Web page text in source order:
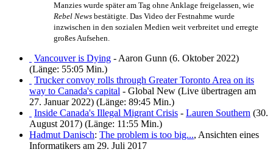
Manzies wurde später am Tag ohne Anklage freigelassen, wie
Rebel News bestätigte. Das Video der Festnahme wurde
inzwischen in den sozialen Medien weit verbreitet und erregte
großes Aufsehen.
Vancouver is Dying - Aaron Gunn (6. Oktober 2022)
(Länge: 55:05 Min.)
Trucker convoy rolls through Greater Toronto Area on its
way to Canada's capital - Global New (Live übertragen am
27. Januar 2022) (Länge: 89:45 Min.)
Inside Canada's Illegal Migrant Crisis - Lauren Southern (30.
August 2017) (Länge: 11:55 Min.)
Hadmut Danisch: The problem is too big..., Ansichten eines
Informatikers am 29. Juli 2017